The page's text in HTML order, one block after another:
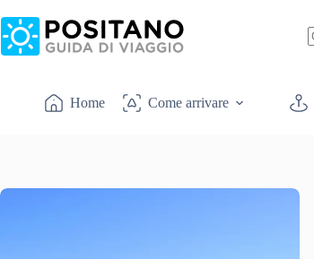
al
contenuto
Home Come arrivare